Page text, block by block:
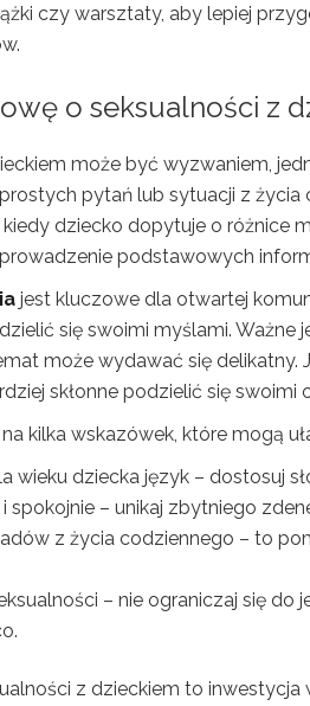
czy warsztaty, aby lepiej
o seksualności z
może być wyzwaniem,
pytań lub sytuacji z
dziecko dopytuje o różnice
podstawowych
jest kluczowe dla otwartej
się swoimi myślami.
może wydawać się delikatny.
skłonne podzielić się swoimi
kilka wskazówek, które mogą
wieku dziecka język – dostosuj
spokojnie – unikaj zbytniego
z życia codziennego – to
– nie ograniczaj się
z dzieckiem to inwestycja